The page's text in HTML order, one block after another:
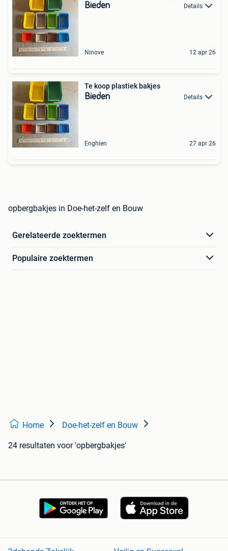
Bieden Details
Ninove 12 apr 26
Te koop plastiek bakjes
Bieden Details
Enghien 27 apr 26
opbergbakjes in Doe-het-zelf en Bouw
Gerelateerde zoektermen
Populaire zoektermen
Home Doe-het-zelf en Bouw
24 resultaten voor 'opbergbakjes'